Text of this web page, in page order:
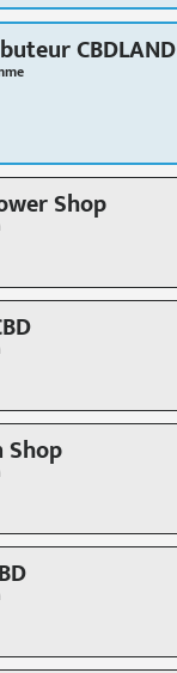
CBDLAND
Shop
Shop